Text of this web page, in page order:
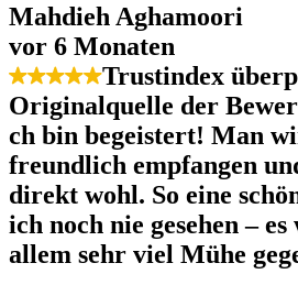
Mahdieh Aghamoori
vor 6 Monaten
Trustindex
Originalquelle der
ch bin begeistert! Man
freundlich empfangen
direkt wohl. So eine
ich noch nie gesehen –
allem sehr viel Mühe